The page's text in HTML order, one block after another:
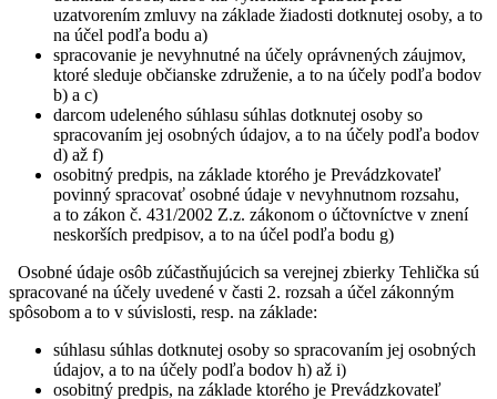
uzatvorením zmluvy na základe žiadosti dotknutej osoby, a to
na účel podľa bodu a)
spracovanie je nevyhnutné na účely oprávnených záujmov,
ktoré sleduje občianske združenie, a to na účely podľa bodov
b) a c)
darcom udeleného súhlasu súhlas dotknutej osoby so
spracovaním jej osobných údajov, a to na účely podľa bodov
d) až f)
osobitný predpis, na základe ktorého je Prevádzkovateľ
povinný spracovať osobné údaje v nevyhnutnom rozsahu,
a to zákon č. 431/2002 Z.z. zákonom o účtovníctve v znení
neskorších predpisov, a to na účel podľa bodu g)
Osobné údaje osôb zúčastňujúcich sa verejnej zbierky Tehlička sú
spracované na účely uvedené v časti 2. rozsah a účel zákonným
spôsobom a to v súvislosti, resp. na základe:
súhlasu súhlas dotknutej osoby so spracovaním jej osobných
údajov, a to na účely podľa bodov h) až i)
osobitný predpis, na základe ktorého je Prevádzkovateľ